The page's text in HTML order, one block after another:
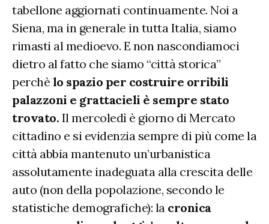
tabellone aggiornati continuamente. Noi a
Siena, ma in generale in tutta Italia, siamo
rimasti al medioevo. E non nascondiamoci
dietro al fatto che siamo “città storica”
perchè lo spazio per costruire orribili
palazzoni e grattacieli è sempre stato
trovato. Il mercoledì è giorno di Mercato
cittadino e si evidenzia sempre di più come la
città abbia mantenuto un’urbanistica
assolutamente inadeguata alla crescita delle
auto (non della popolazione, secondo le
statistiche demografiche): la cronica